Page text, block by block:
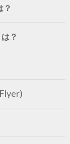
？
？